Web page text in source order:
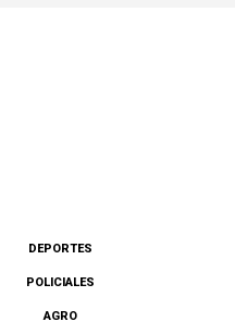
DEPORTES
POLICIALES
AGRO